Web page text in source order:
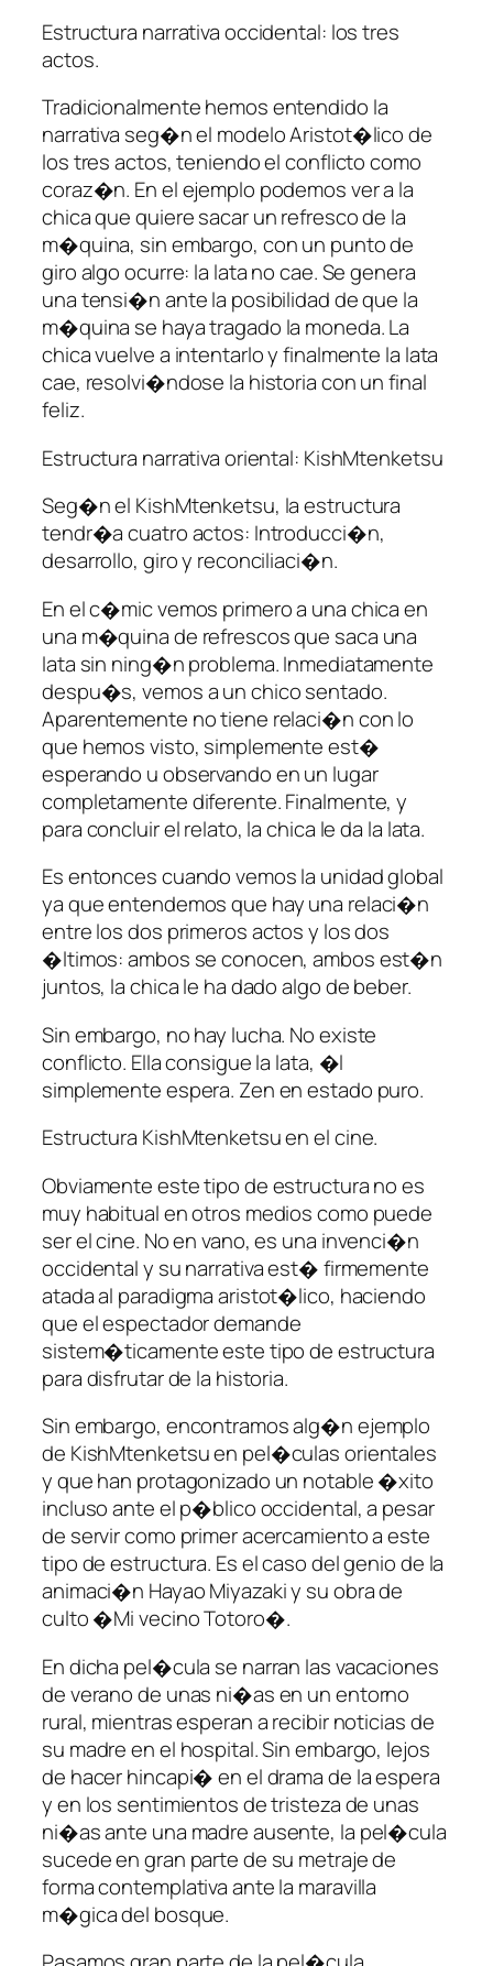
Estructura narrativa occidental: los tres
actos.
Tradicionalmente hemos entendido la
narrativa seg�n el modelo Aristot�lico de
los tres actos, teniendo el conflicto como
coraz�n. En el ejemplo podemos ver a la
chica que quiere sacar un refresco de la
m�quina, sin embargo, con un punto de
giro algo ocurre: la lata no cae. Se genera
una tensi�n ante la posibilidad de que la
m�quina se haya tragado la moneda. La
chica vuelve a intentarlo y finalmente la lata
cae, resolvi�ndose la historia con un final
feliz.
Estructura narrativa oriental: KishMtenketsu
Seg�n el KishMtenketsu, la estructura
tendr�a cuatro actos: Introducci�n,
desarrollo, giro y reconciliaci�n.
En el c�mic vemos primero a una chica en
una m�quina de refrescos que saca una
lata sin ning�n problema. Inmediatamente
despu�s, vemos a un chico sentado.
Aparentemente no tiene relaci�n con lo
que hemos visto, simplemente est�
esperando u observando en un lugar
completamente diferente. Finalmente, y
para concluir el relato, la chica le da la lata.
Es entonces cuando vemos la unidad global
ya que entendemos que hay una relaci�n
entre los dos primeros actos y los dos
�ltimos: ambos se conocen, ambos est�n
juntos, la chica le ha dado algo de beber.
Sin embargo, no hay lucha. No existe
conflicto. Ella consigue la lata, �l
simplemente espera. Zen en estado puro.
Estructura KishMtenketsu en el cine.
Obviamente este tipo de estructura no es
muy habitual en otros medios como puede
ser el cine. No en vano, es una invenci�n
occidental y su narrativa est� firmemente
atada al paradigma aristot�lico, haciendo
que el espectador demande
sistem�ticamente este tipo de estructura
para disfrutar de la historia.
Sin embargo, encontramos alg�n ejemplo
de KishMtenketsu en pel�culas orientales
y que han protagonizado un notable �xito
incluso ante el p�blico occidental, a pesar
de servir como primer acercamiento a este
tipo de estructura. Es el caso del genio de la
animaci�n Hayao Miyazaki y su obra de
culto �Mi vecino Totoro�.
En dicha pel�cula se narran las vacaciones
de verano de unas ni�as en un entorno
rural, mientras esperan a recibir noticias de
su madre en el hospital. Sin embargo, lejos
de hacer hincapi� en el drama de la espera
y en los sentimientos de tristeza de unas
ni�as ante una madre ausente, la pel�cula
sucede en gran parte de su metraje de
forma contemplativa ante la maravilla
m�gica del bosque.